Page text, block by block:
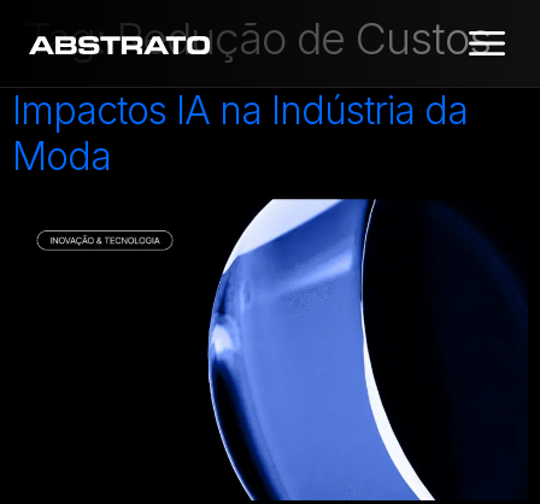
Tag:Redução de Custos
Impactos IA na Indústria da
Moda